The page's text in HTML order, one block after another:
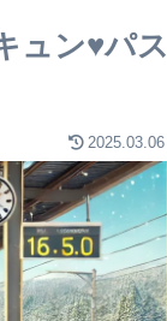
ュン♥パス
2025.03.06